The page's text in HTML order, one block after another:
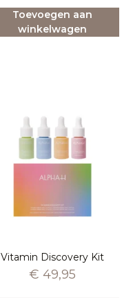
Toevoegen aan
winkelwagen
Vitamin Discovery Kit
€ 49,95